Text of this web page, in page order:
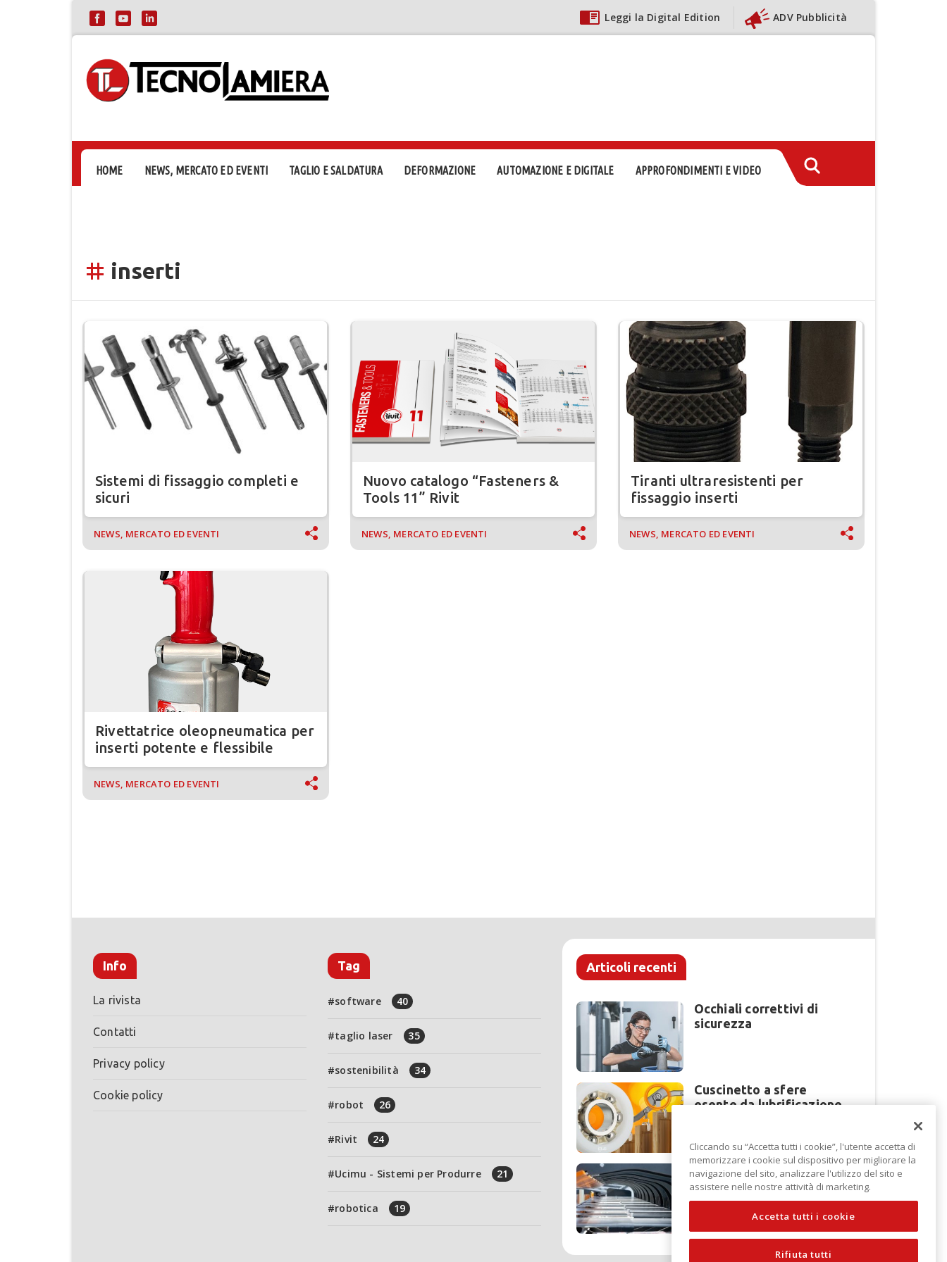
Leggi la Digital Edition ADV Pubblicità
HOME NEWS, MERCATO ED EVENTI TAGLIO E SALDATURA DEFORMAZIONE AUTOMAZIONE E DIGITALE APPROFONDIMENTI E VIDEO
tag inserti
Sistemi di fissaggio completi e
sicuri
NEWS, MERCATO ED EVENTI
Nuovo catalogo “Fasteners &
Tools 11” Rivit
NEWS, MERCATO ED EVENTI
Tiranti ultraresistenti per
fissaggio inserti
NEWS, MERCATO ED EVENTI
Rivettatrice oleopneumatica per
inserti potente e flessibile
NEWS, MERCATO ED EVENTI
Info
La rivista
Contatti
Privacy policy
Cookie policy
Tag
software 40
taglio laser 35
sostenibilità 34
robot 26
Rivit 24
Ucimu - Sistemi per Produrre 21
robotica 19
Articoli recenti
Occhiali correttivi di
sicurezza
Cuscinetto a sfere
esente da lubrificazione
Perché la lavorazione
lamiera cambia modello
di scouting a EuroBLECH
Cliccando su “Accetta tutti i cookie”, l'utente accetta di
memorizzare i cookie sul dispositivo per migliorare la
navigazione del sito, analizzare l'utilizzo del sito e
assistere nelle nostre attività di marketing.
Accetta tutti i cookie
Rifiuta tutti